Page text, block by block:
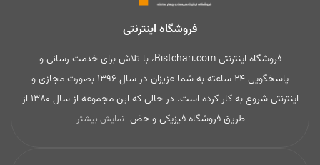
فروشگاه اینترنتی
فروشگاه اینترنتی Bistchari.com، با تلاش برای خدمت رسانی و
پاسخگویی 24 ساعته به شما عزیزان در سال 1396 بصورت مجازی و
اینترنتی شروع به کار کرده است. در حالی که این مجموعه از سال 1380 از
طریق فروشگاه فیزیکی و حض نمایش بیشتر